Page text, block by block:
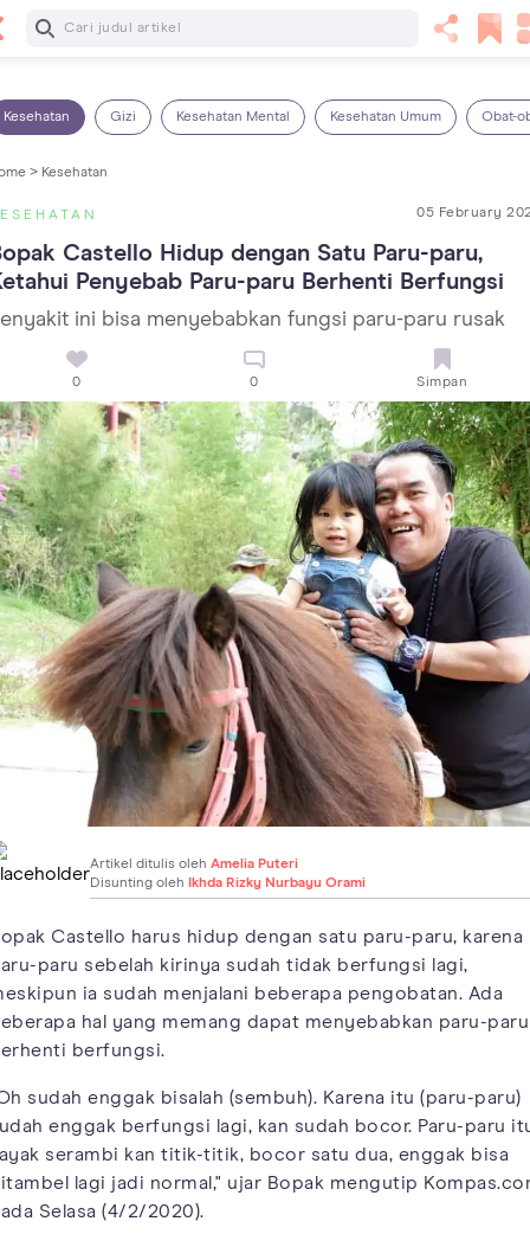
Baca Selanjutnya
Kesehatan Gizi Kesehatan Mental Kesehatan Umum Obat-
> Kesehatan
05 February
Castello Hidup dengan Satu Paru-paru,
Penyebab Paru-paru Berhenti Berfungsi
ini bisa menyebabkan fungsi paru-paru rusak
0 0 Simpan
Artikel ditulis oleh Amelia Puteri
Disunting oleh
Ikhda Rizky Nurbayu Orami
Castello harus hidup dengan satu paru-paru, karena
paru sebelah kirinya sudah tidak berfungsi lagi,
ia sudah menjalani beberapa pengobatan. Ada
hal yang memang dapat menyebabkan paru-paru
berfungsi.
sudah enggak bisalah (sembuh). Karena itu (paru-paru)
enggak berfungsi lagi, kan sudah bocor. Paru-paru
serambi kan titik-titik, bocor satu dua, enggak bisa
lagi jadi normal," ujar Bopak mengutip
Selasa (4/2/2020).